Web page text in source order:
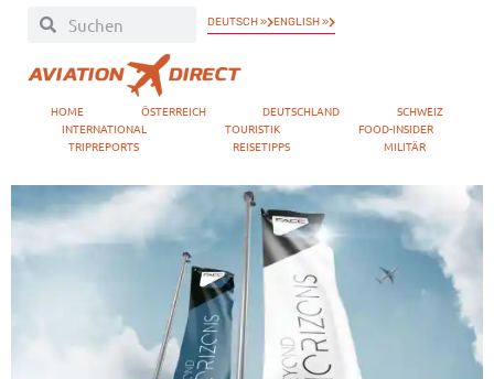
DEUTSCH » ENGLISH »
HOME ÖSTERREICH DEUTSCHLAND
SCHWEIZ
INTERNATIONAL
TOURISTIK
FOOD-INSIDER
TRIPREPORTS
REISETIPPS MILITÄR